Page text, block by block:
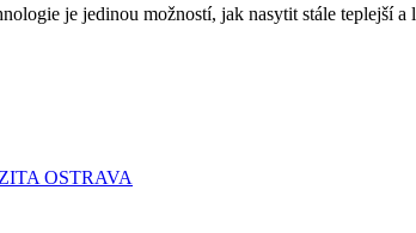
je jedinou možností, jak nasytit stále teplejší
OSTRAVA